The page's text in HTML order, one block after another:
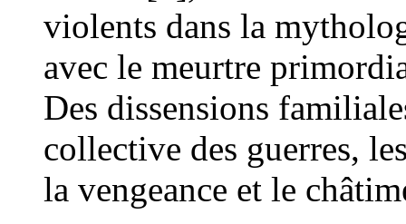
violents dans la
avec le meurtre
Des dissensions
collective des guerres,
la vengeance et le